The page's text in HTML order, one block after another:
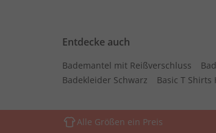
Entdecke auch
Bademantel mit Reißverschluss
Badekleider Schwarz
Basic T Shirts
Alle Größen ein Preis